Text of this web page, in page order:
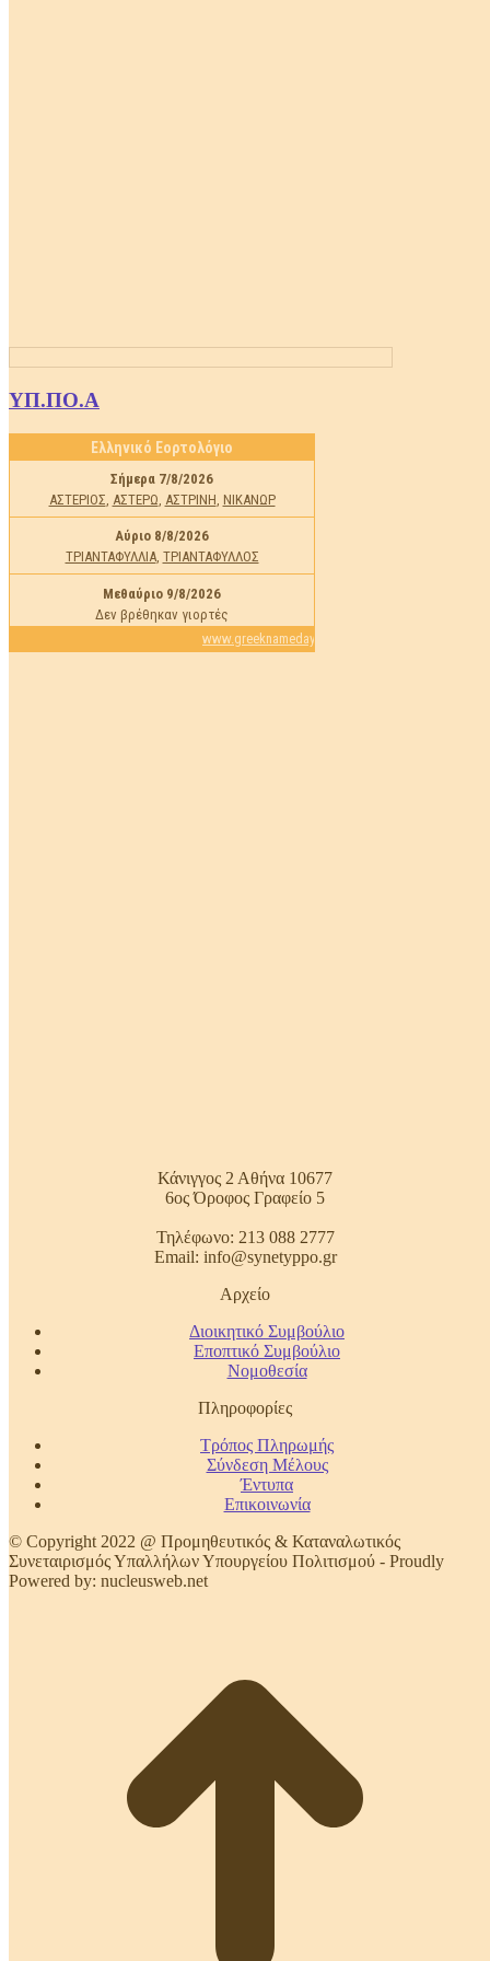
ΥΠ.ΠΟ.Α
Κάνιγγος 2 Αθήνα 10677
6ος Όροφος Γραφείο 5
Τηλέφωνο: 213 088 2777
Email: info@synetyppo.gr
Αρχείο
Διοικητικό Συμβούλιο
Εποπτικό Συμβούλιο
Νομοθεσία
Πληροφορίες
Τρόπος Πληρωμής
Σύνδεση Μέλους
Έντυπα
Επικοινωνία
© Copyright 2022 @ Προμηθευτικός & Καταναλωτικός
Συνεταιρισμός Υπαλλήλων Υπουργείου Πολιτισμού - Proudly
Powered by: nucleusweb.net